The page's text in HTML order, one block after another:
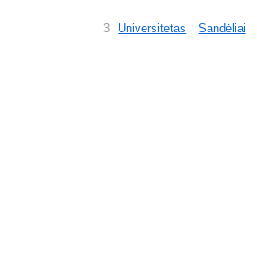
3 Universitetas Sandėliai